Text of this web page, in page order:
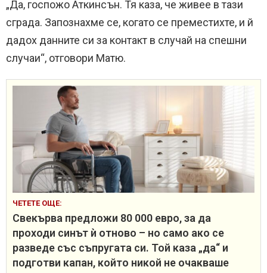
„Да, госпожо Аткинсън. Тя каза, че живее в тази
сграда. Запознахме се, когато се преместихте, и й
дадох данните си за контакт в случай на спешни
случаи“, отговори Матю.
ЧЕТЕТЕ ОЩЕ:
Свекърва предложи 80 000 евро, за да
проходи синът ѝ отново – но само ако се
разведе със съпругата си. Той каза „да“ и
подготви капан, който никой не очакваше